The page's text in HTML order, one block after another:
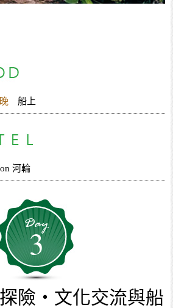
晚 船上
河輪
3
險・文化交流與船